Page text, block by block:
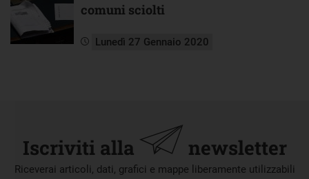
comuni sciolti
Lunedì 27 Gennaio 2020
Iscriviti alla newsletter
Riceverai articoli, dati, grafici e mappe liberamente utilizzabili